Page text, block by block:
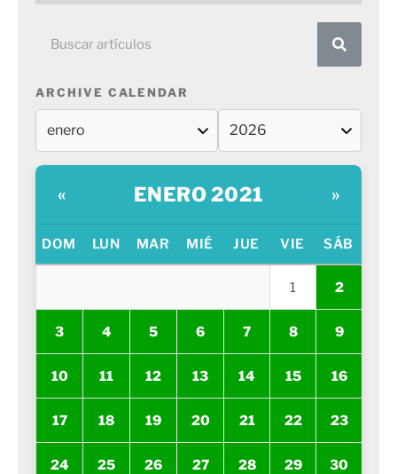
ARCHIVE CALENDAR
« ENERO 2021 »
DOM LUN MAR MIÉ JUE VIE SÁB
1 2
3 4 5 6 7 8 9
10 11 12 13 14 15 16
17 18 19 20 21 22 23
24 25 26 27 28 29 30